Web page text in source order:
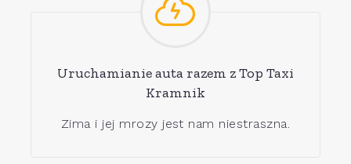
Uruchamianie auta razem z Top Taxi
Kramnik
Zima i jej mrozy jest nam niestraszna.